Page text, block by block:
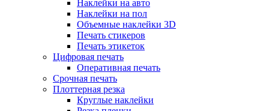
Наклейки на авто
Наклейки на пол
Объемные наклейки 3D
Печать стикеров
Печать этикеток
Цифровая печать
Оперативная печать
Срочная печать
Плоттерная резка
Круглые наклейки